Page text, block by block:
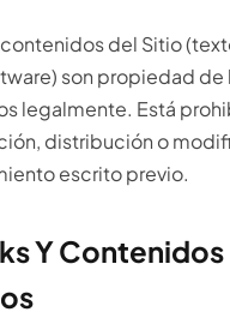
del Sitio
son propiedad de
legalmente. Está
distribución o
escrito previo.
Y Contenidos